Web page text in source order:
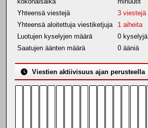
Yhteensä viestejä
3 viestejä
Yhteensä aloitettuja viestiketjuja
1 aiheita
Luotujen kyselyjen määrä
0 kyselyjä
Saatujen äänten määrä
0 ääniä
Viestien aktiivisuus ajan perusteella